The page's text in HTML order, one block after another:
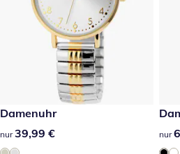
39,99 €
Damenuhr
39,99 €
nur 39,99 € nur